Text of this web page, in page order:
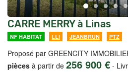
CARRE MERRY à Linas
NF HABITAT LLI JEANBRUN PTZ
Proposé par GREENCITY
pièces à partir de 256 900 € -